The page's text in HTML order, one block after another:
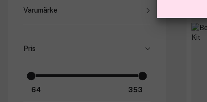
Varumärke
Baylis & Harding (2)
Depend (
Kokoso Baby (
Pris